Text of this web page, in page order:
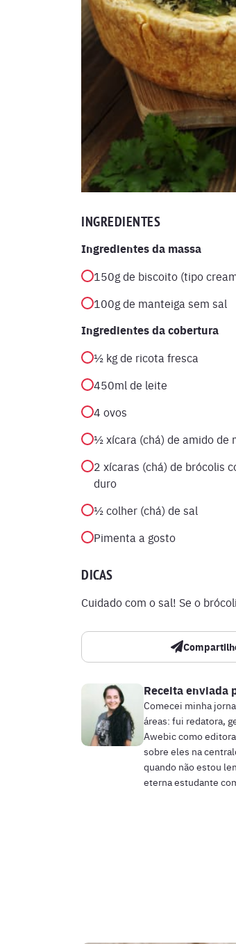
INGREDIENTES
Ingredientes da massa
150g de biscoito (tipo
100g de manteiga sem sal
Ingredientes da cobertura
½ kg de ricota fresca
450ml de leite
4 ovos
½ xícara (chá) de amido de
2 xícaras (chá) de brócolis
duro
½ colher (chá) de sal
Pimenta a gosto
DICAS
Cuidado com o sal! Se o
Receita enviada
Comecei minha
áreas: fui redatora,
Awebic como
sobre eles na
quando não estou
eterna estudante